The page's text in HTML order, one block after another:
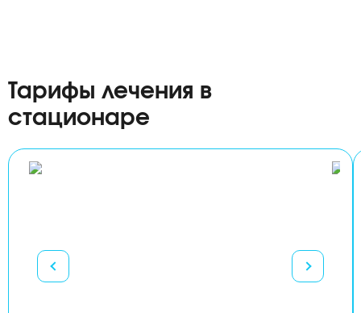
Тарифы лечения в
стационаре